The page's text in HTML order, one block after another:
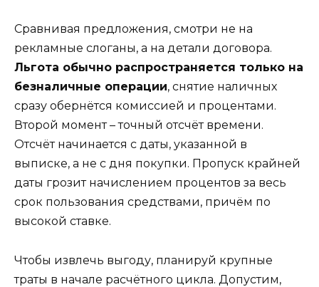
Сравнивая предложения, смотри не на
рекламные слоганы, а на детали договора.
Льгота обычно распространяется только на
безналичные операции, снятие наличных
сразу обернётся комиссией и процентами.
Второй момент – точный отсчёт времени.
Отсчёт начинается с даты, указанной в
выписке, а не с дня покупки. Пропуск крайней
даты грозит начислением процентов за весь
срок пользования средствами, причём по
высокой ставке.
Чтобы извлечь выгоду, планируй крупные
траты в начале расчётного цикла. Допустим,